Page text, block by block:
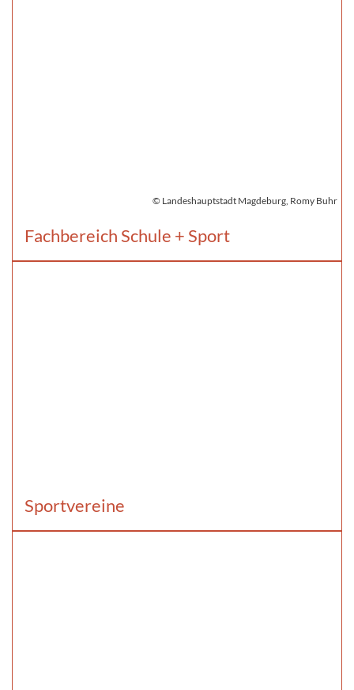
© Landeshauptstadt Magdeburg, Romy Buhr
Fachbereich Schule + Sport
Sportvereine